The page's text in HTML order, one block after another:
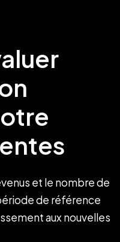
et le nombre de
de référence
aux nouvelles